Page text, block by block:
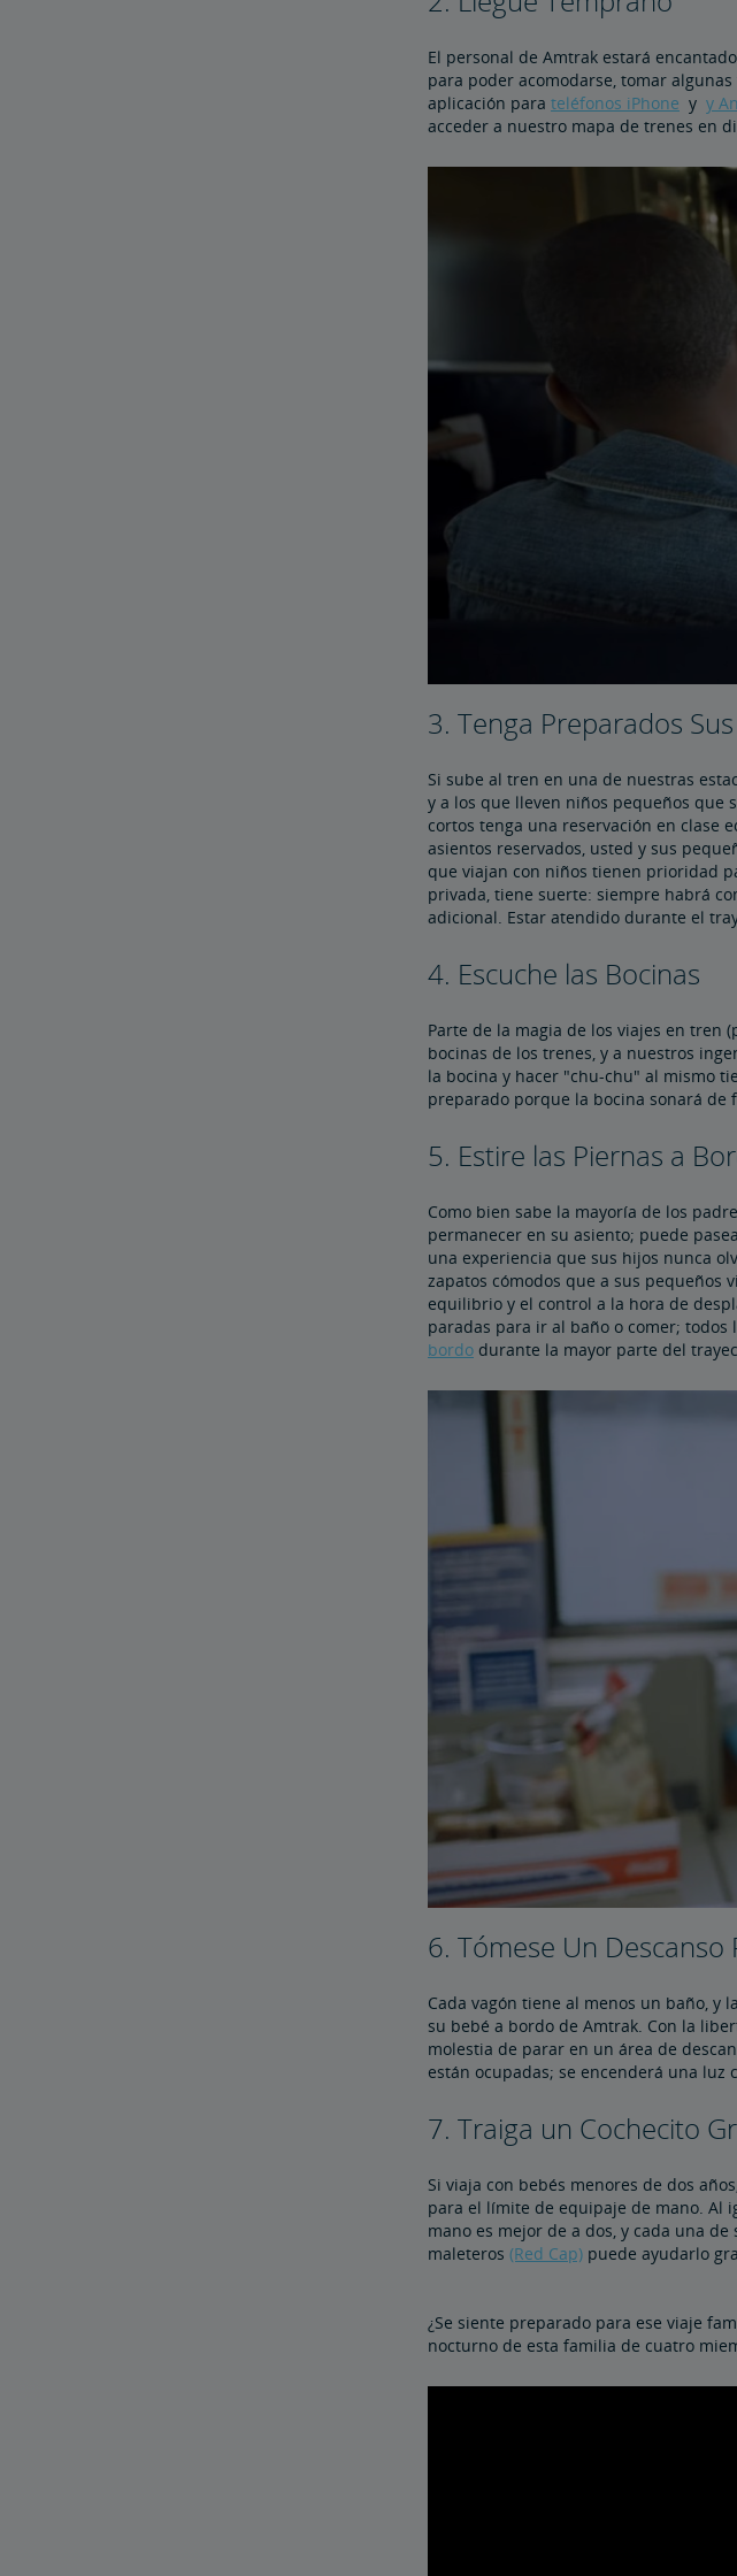
El personal de Amtrak estará
para poder acomodarse, tomar
aplicación para teléfonos iPhone y y
acceder a nuestro mapa de trenes en
3. Tenga Preparados
Si sube al tren en una de nuestras
y a los que lleven niños pequeños que
cortos tenga una reservación en clase
asientos reservados, usted y sus
que viajan con niños tienen prioridad
privada, tiene suerte: siempre habrá
adicional. Estar atendido durante el
4. Escuche las Bocinas
Parte de la magia de los viajes en tren
bocinas de los trenes, y a nuestros
la bocina y hacer "chu-chu" al mismo
preparado porque la bocina sonará de
5. Estire las Piernas a
Como bien sabe la mayoría de los
permanecer en su asiento; puede
una experiencia que sus hijos nunca
zapatos cómodos que a sus pequeños
equilibrio y el control a la hora de
paradas para ir al baño o comer;
bordo durante la mayor parte del
6. Tómese Un
Cada vagón tiene al menos un baño, y
su bebé a bordo de Amtrak. Con la
molestia de parar en un área de
están ocupadas; se encenderá una luz
7. Traiga un Cochecito
Si viaja con bebés menores de dos
para el límite de equipaje de mano. Al
mano es mejor de a dos, y cada una
maleteros (Red Cap) puede ayudarlo
¿Se siente preparado para ese viaje
nocturno de esta familia de cuatro